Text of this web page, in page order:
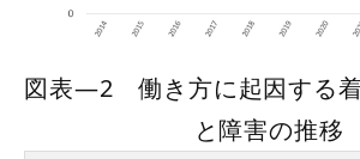
図表―2 働き方に起因する
と障害の推移